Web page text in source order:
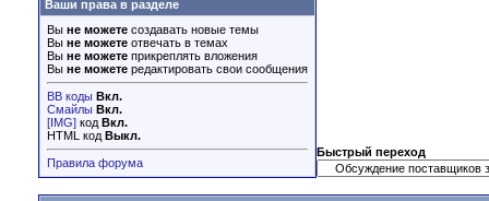
Ваши права в разделе
Вы не можете создавать новые темы
Вы не можете отвечать в темах
Вы не можете прикреплять вложения
Вы не можете редактировать свои сообщения
BB коды Вкл.
Смайлы Вкл.
[IMG] код Вкл.
HTML код Выкл.
Правила форума
Быстрый переход